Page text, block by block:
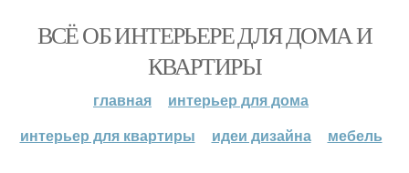
ВСЁ ОБ ИНТЕРЬЕРЕ ДЛЯ ДОМА И
КВАРТИРЫ
главная
интерьер для дома
интерьер для квартиры
идеи дизайна мебель